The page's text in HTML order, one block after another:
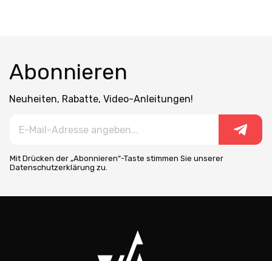
Abonnieren
Neuheiten, Rabatte, Video-Anleitungen!
Mit Drücken der „Abonnieren“-Taste stimmen Sie unserer
Datenschutzerklärung zu.